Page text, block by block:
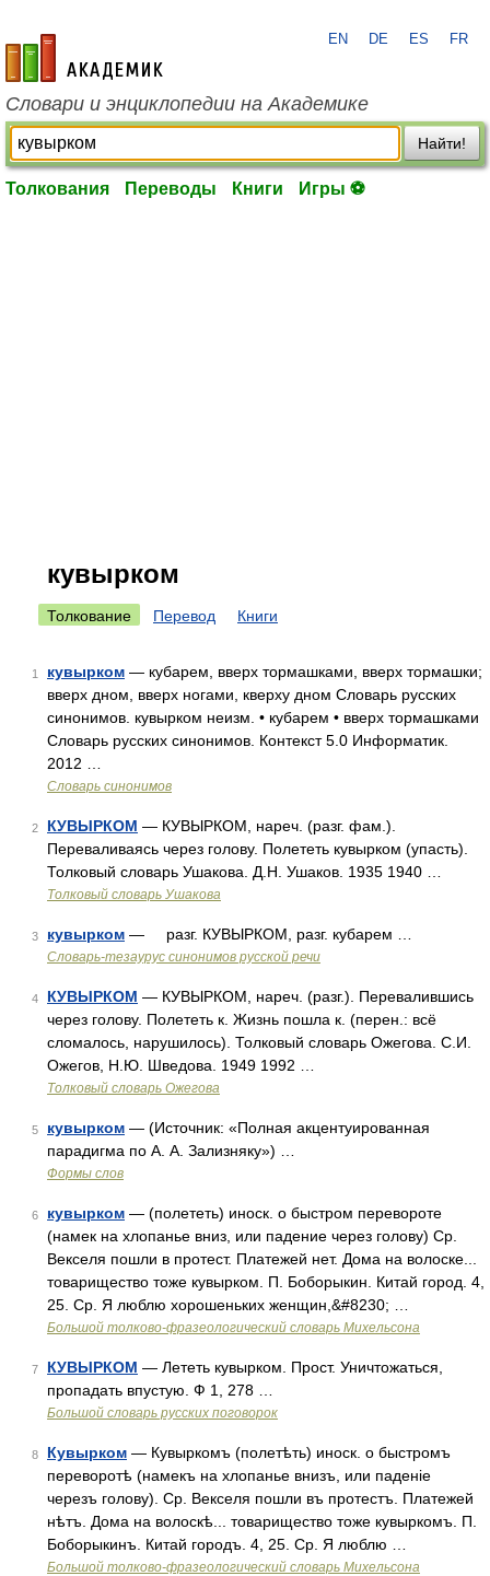
academic.ru
EN DE ES FR
Словари и энциклопедии на Академике
Найти!
Толкования Переводы Книги Игры ⚽
кувырком
Толкование Перевод Книги
1 кувырком — кубарем, вверх тормашками, вверх тормашки;
вверх дном, вверх ногами, кверху дном Словарь русских
синонимов. кувырком неизм. • кубарем • вверх тормашками
Словарь русских синонимов. Контекст 5.0 Информатик.
2012 …
Словарь синонимов
2 КУВЫРКОМ — КУВЫРКОМ, нареч. (разг. фам.).
Переваливаясь через голову. Полететь кувырком (упасть).
Толковый словарь Ушакова. Д.Н. Ушаков. 1935 1940 …
Толковый словарь Ушакова
3 кувырком — разг. КУВЫРКОМ, разг. кубарем …
Словарь-тезаурус синонимов русской речи
4 КУВЫРКОМ — КУВЫРКОМ, нареч. (разг.). Перевалившись
через голову. Полететь к. Жизнь пошла к. (перен.: всё
сломалось, нарушилось). Толковый словарь Ожегова. С.И.
Ожегов, Н.Ю. Шведова. 1949 1992 …
Толковый словарь Ожегова
5 кувырком — (Источник: «Полная акцентуированная
парадигма по А. А. Зализняку») …
Формы слов
6 кувырком — (полететь) иноск. о быстром перевороте
(намек на хлопанье вниз, или падение через голову) Ср.
Векселя пошли в протест. Платежей нет. Дома на волоске...
товарищество тоже кувырком. П. Боборыкин. Китай город. 4,
25. Ср. Я люблю хорошеньких женщин,&#8230; …
Большой толково-фразеологический словарь Михельсона
7 КУВЫРКОМ — Лететь кувырком. Прост. Уничтожаться,
пропадать впустую. Ф 1, 278 …
Большой словарь русских поговорок
8 Кувырком — Кувыркомъ (полетѣть) иноск. о быстромъ
переворотѣ (намекъ на хлопанье внизъ, или паденіе
черезъ голову). Ср. Векселя пошли въ протестъ. Платежей
нѣтъ. Дома на волоскѣ... товарищество тоже кувыркомъ. П.
Боборыкинъ. Китай городъ. 4, 25. Ср. Я люблю …
Большой толково-фразеологический словарь Михельсона